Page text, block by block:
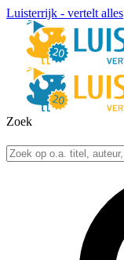
Luisterrijk - vertelt alles
Zoek